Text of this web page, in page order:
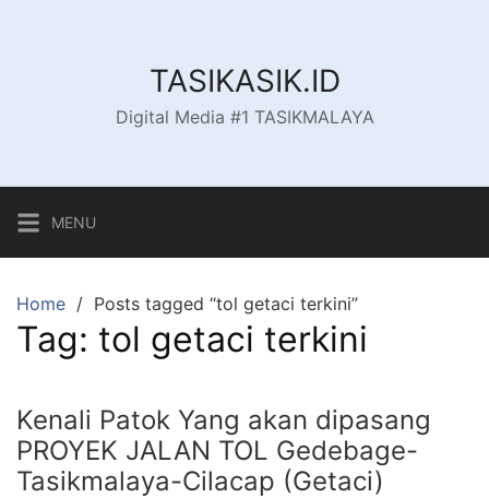
TASIKASIK.ID
Digital Media #1 TASIKMALAYA
MENU
Home Posts tagged “tol getaci terkini”
Tag: tol getaci terkini
Kenali Patok Yang akan dipasang
PROYEK JALAN TOL Gedebage-
Tasikmalaya-Cilacap (Getaci)